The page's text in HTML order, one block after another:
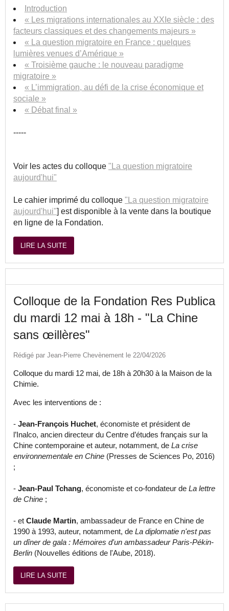
Introduction
« Les migrations internationales au XXIe siècle : des
facteurs classiques et des changements majeurs »
« La question migratoire en France : quelques
lumières venues d’Amérique »
« Troisième gauche : le nouveau paradigme
migratoire »
« L’immigration, au défi de la crise économique et
sociale »
« Débat final »
-----
Voir les actes du colloque "La question migratoire
aujourd'hui"
Le cahier imprimé du colloque "La question migratoire
aujourd'hui"] est disponible à la vente dans la boutique
en ligne de la Fondation.
LIRE LA SUITE
Colloque de la Fondation Res Publica
du mardi 12 mai à 18h - "La Chine
sans œillères"
Rédigé par Jean-Pierre Chevènement le 22/04/2026
Colloque du mardi 12 mai, de 18h à 20h30 à la Maison de la
Chimie.
Avec les interventions de :
- Jean-François Huchet, économiste et président de
l’Inalco, ancien directeur du Centre d’études français sur la
Chine contemporaine et auteur, notamment, de La crise
environnementale en Chine (Presses de Sciences Po, 2016)
;
- Jean-Paul Tchang, économiste et co-fondateur de La lettre
de Chine ;
- et Claude Martin, ambassadeur de France en Chine de
1990 à 1993, auteur, notamment, de La diplomatie n'est pas
un dîner de gala : Mémoires d'un ambassadeur Paris-Pékin-
Berlin (Nouvelles éditions de l'Aube, 2018).
LIRE LA SUITE